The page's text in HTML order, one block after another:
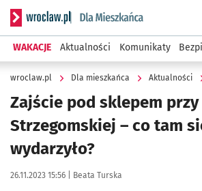
Serwis informacyjny wroclaw.pl
WAKACJE Aktualności Komunikaty
wroclaw.pl Dla mieszkańca Aktualności
Zajście pod sklepem przy
Strzegomskiej – co tam
wydarzyło?
Data publikacji:
26.11.2023 15:56 | Autor:
Beata Turska